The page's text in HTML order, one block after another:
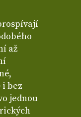
až
bez
jednou